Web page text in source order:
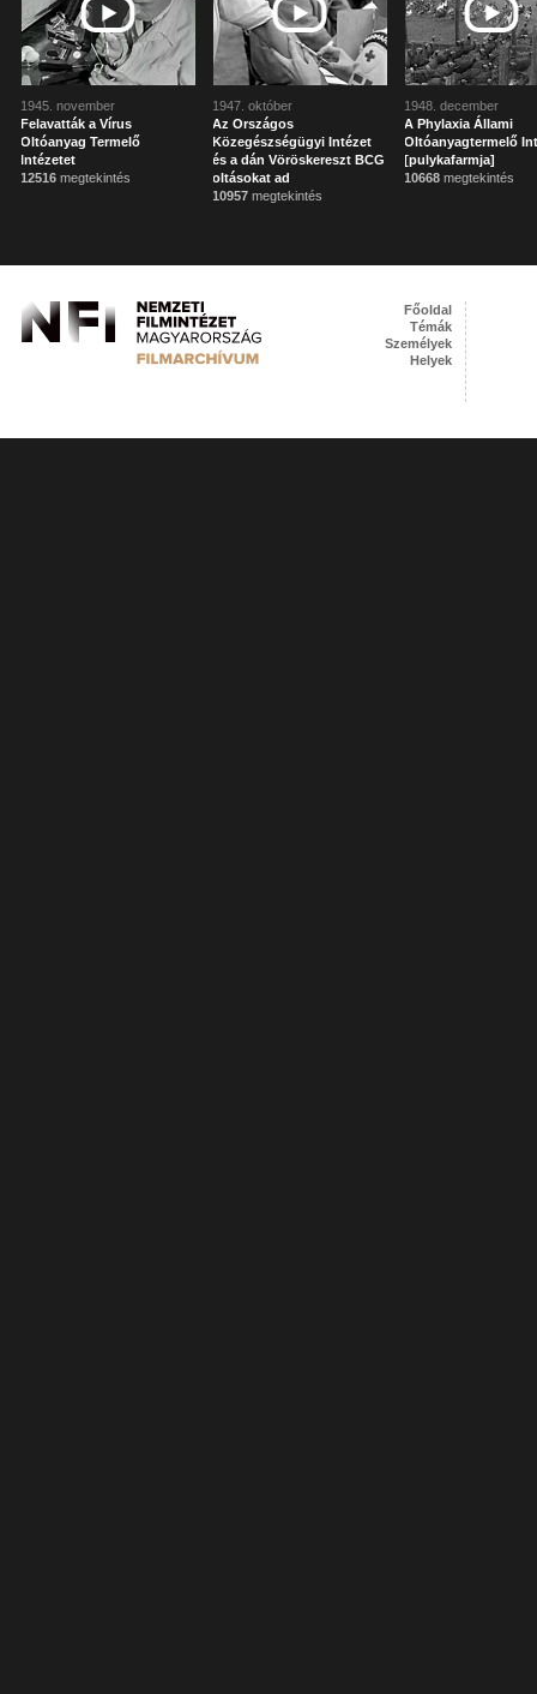
1945. november
Felavatták a Vírus
Oltóanyag Termelő
Intézetet
12516 megtekintés
1947. október
Az Országos
Közegészségügyi Intézet
és a dán Vöröskereszt BCG
oltásokat ad
10957 megtekintés
1948. december
A Phylaxia Állami
Oltóanyagtermelő
[pulykafarmja]
10668 megtekintés
Főoldal
Témák
Személyek
Helyek